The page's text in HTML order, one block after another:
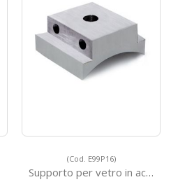
(Cod. E99P16)
Supporto per vetro in acciao E99P16